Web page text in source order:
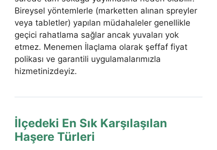
Bireysel yöntemlerle (marketten alınan spreyler
veya tabletler) yapılan müdahaleler genellikle
geçici rahatlama sağlar ancak yuvaları yok
etmez. Menemen İlaçlama olarak şeffaf fiyat
polikası ve garantili uygulamalarımızla
hizmetinizdeyiz.
İlçedeki En Sık Karşılaşılan
Haşere Türleri